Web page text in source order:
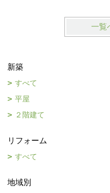
一覧
新築
すべて
平屋
２階建て
リフォーム
すべて
地域別